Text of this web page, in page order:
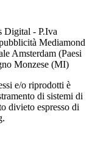
Digital - P.Iva
Mediamond
Amsterdam (Paesi
Monzese (MI)
e/o riprodotti è
di sistemi di
divieto espresso di